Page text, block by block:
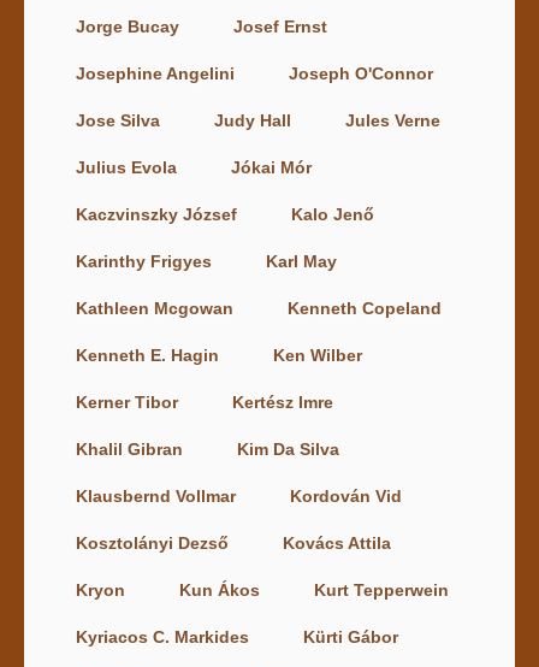
Jorge Bucay Josef Ernst
Josephine Angelini Joseph O'Connor
Jose Silva Judy Hall Jules Verne
Julius Evola Jókai Mór
Kaczvinszky József Kalo Jenő
Karinthy Frigyes Karl May
Kathleen Mcgowan Kenneth Copeland
Kenneth E. Hagin Ken Wilber
Kerner Tibor Kertész Imre
Khalil Gibran Kim Da Silva
Klausbernd Vollmar Kordován Vid
Kosztolányi Dezső Kovács Attila
Kryon Kun Ákos Kurt Tepperwein
Kyriacos C. Markides Kürti Gábor